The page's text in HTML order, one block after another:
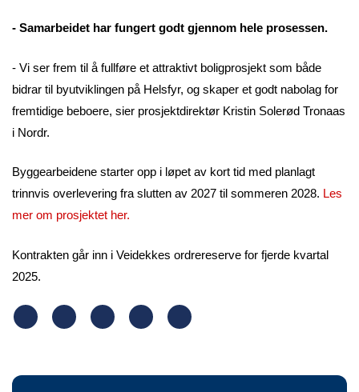
- Samarbeidet har fungert godt gjennom hele prosessen.
- Vi ser frem til å fullføre et attraktivt boligprosjekt som både
bidrar til byutviklingen på Helsfyr, og skaper et godt nabolag for
fremtidige beboere, sier prosjektdirektør Kristin Solerød Tronaas
i Nordr.
Byggearbeidene starter opp i løpet av kort tid med planlagt
trinnvis overlevering fra slutten av 2027 til sommeren 2028. Les
mer om prosjektet her.
Kontrakten går inn i Veidekkes ordrereserve for fjerde kvartal
2025.